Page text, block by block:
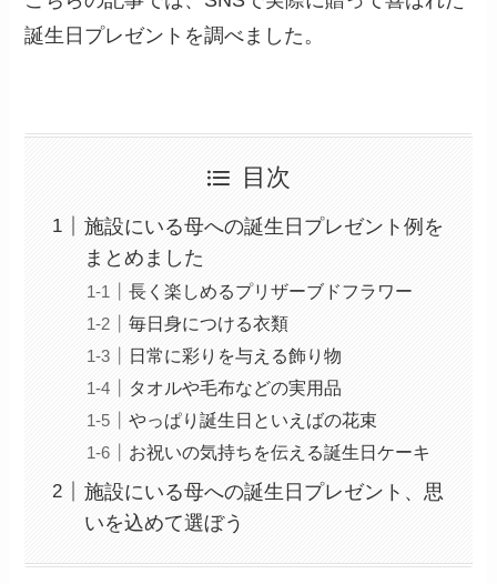
誕生日プレゼントを調べました。
目次
施設にいる母への誕生日プレゼント例を
まとめました
長く楽しめるプリザーブドフラワー
毎日身につける衣類
日常に彩りを与える飾り物
タオルや毛布などの実用品
やっぱり誕生日といえばの花束
お祝いの気持ちを伝える誕生日ケーキ
施設にいる母への誕生日プレゼント、思
いを込めて選ぼう